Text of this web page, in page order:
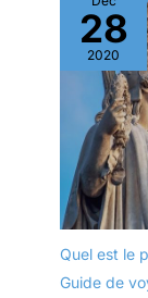
28
2020
Quel est le
Guide de